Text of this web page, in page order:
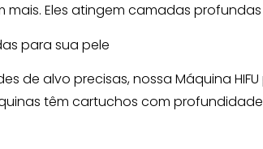
Eles atingem camadas
para sua pele
de alvo precisas, nossa Máquina
têm cartuchos com